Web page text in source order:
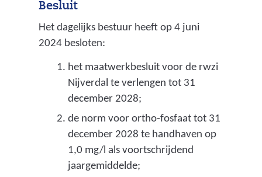
n
u
s
e
n
t
r
w
t
e
Besluit
Het dagelijks bestuur heeft op 4 juni
2024 besloten:
het maatwerkbesluit voor de rwzi
Nijverdal te verlengen tot 31
december 2028;
de norm voor ortho-fosfaat tot 31
december 2028 te handhaven op
1,0 mg/l als voortschrijdend
jaargemiddelde;